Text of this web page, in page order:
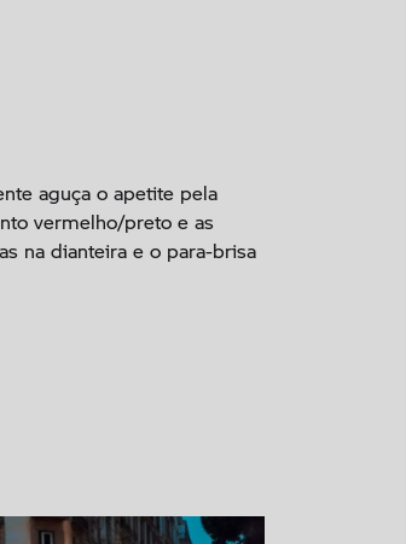
aguça o apetite pela
vermelho/preto e as
na dianteira e o para-brisa